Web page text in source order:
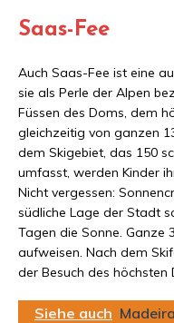
Saas-Fee
Auch Saas-Fee ist eine
sie als Perle der Alpen
Füssen des Doms, dem
gleichzeitig von ganzen
dem Skigebiet, das 150
umfasst, werden Kinder
Nicht vergessen:
südliche Lage der Stadt
Tagen die Sonne. Ganze
aufweisen. Nach dem
der Besuch des höchsten
Siehe auch